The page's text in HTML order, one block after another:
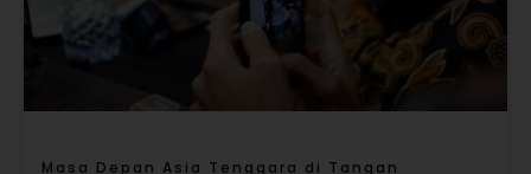
Masa Depan Asia Tenggara di Tangan